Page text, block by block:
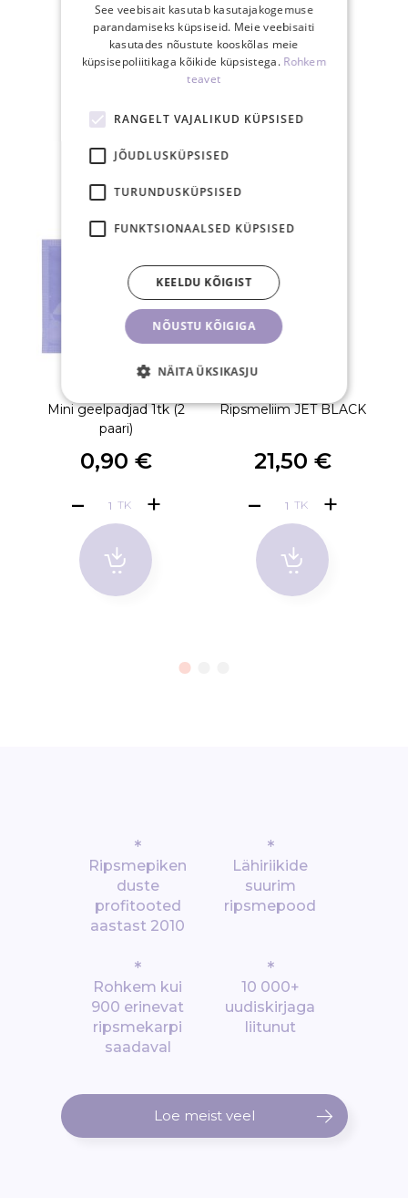
30-päevane
tagastusõigus
SEOTUD TOOTED
Mini geelpadjad 1tk (2
paari)
0,90 €
TK
Ripsmeliim JET BLACK
21,50 €
TK
*
Ripsmepiken
duste
profitooted
aastast 2010
*
Lähiriikide
suurim
ripsmepood
*
Rohkem kui
900 erinevat
ripsmekarpi
saadaval
*
10 000+
uudiskirjaga
liitunut
Loe meist veel
See veebisait kasutab kasutajakogemuse
parandamiseks küpsiseid. Meie veebisaiti
kasutades nõustute kooskõlas meie
küpsisepoliitikaga kõikide küpsistega. Rohkem
teavet
RANGELT VAJALIKUD KÜPSISED
JÕUDLUSKÜPSISED
TURUNDUSKÜPSISED
FUNKTSIONAALSED KÜPSISED
NÕUSTU KÕIGIGA
KEELDU KÕIGIST
NÄITA ÜKSIKASJU